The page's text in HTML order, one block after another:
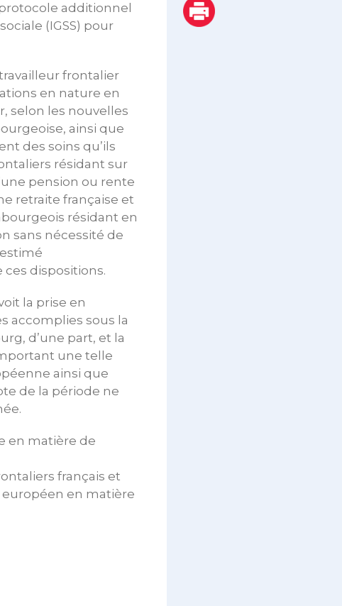
additionnel
(IGSS) pour
frontalier
en nature en
selon les nouvelles
ainsi que
des soins qu’ils
résidant sur
pension ou rente
retraite française et
résidant en
sans nécessité de
dispositions.
la prise en
accomplies sous la
d’une part, et la
une telle
ainsi que
de la période ne
en matière de
français et
en matière